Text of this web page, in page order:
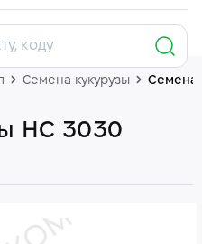
Семена кукурузы Семена
НС 3030